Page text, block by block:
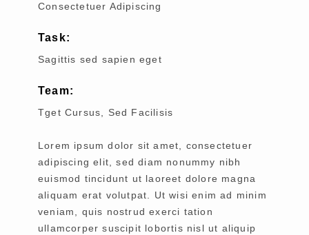
Consectetuer Adipiscing
Task:
Sagittis sed sapien eget
Team:
Tget Cursus, Sed Facilisis
Lorem ipsum dolor sit amet, consectetuer
adipiscing elit, sed diam nonummy nibh
euismod tincidunt ut laoreet dolore magna
aliquam erat volutpat. Ut wisi enim ad minim
veniam, quis nostrud exerci tation
ullamcorper suscipit lobortis nisl ut aliquip